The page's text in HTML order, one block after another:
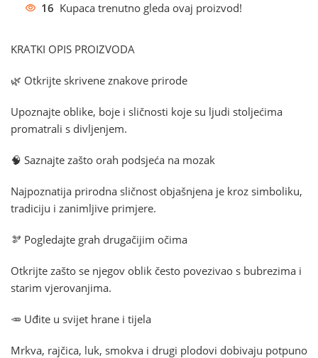
16 Kupaca trenutno gleda ovaj proizvod!
KRATKI OPIS PROIZVODA
🌿 Otkrijte skrivene znakove prirode
Upoznajte oblike, boje i sličnosti koje su ljudi stoljećima
promatrali s divljenjem.
🧠 Saznajte zašto orah podsjeća na mozak
Najpoznatija prirodna sličnost objašnjena je kroz simboliku,
tradiciju i zanimljive primjere.
🫘 Pogledajte grah drugačijim očima
Otkrijte zašto se njegov oblik često povezivao s bubrezima i
starim vjerovanjima.
🥕 Uđite u svijet hrane i tijela
Mrkva, rajčica, luk, smokva i drugi plodovi dobivaju potpuno